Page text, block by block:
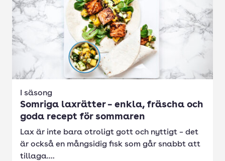
I säsong
Somriga laxrätter – enkla, fräscha och
goda recept för sommaren
Lax är inte bara otroligt gott och nyttigt – det
är också en mångsidig fisk som går snabbt att
tillaga....